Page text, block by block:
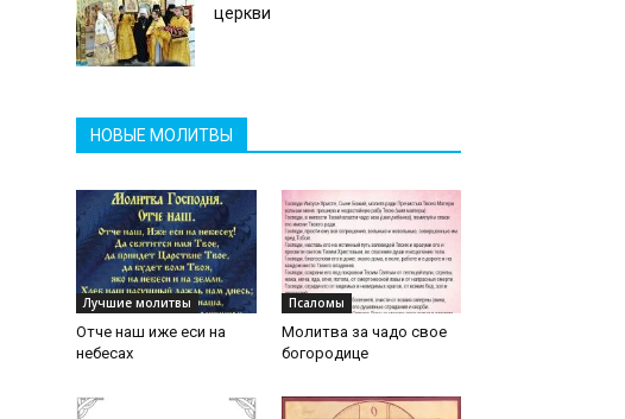
церкви
НОВЫЕ МОЛИТВЫ
Лучшие молитвы
Отче наш иже еси на
небесах
Псаломы
Молитва за чадо свое
богородице